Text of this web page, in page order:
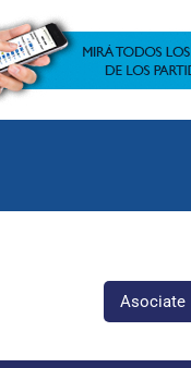
Asociate